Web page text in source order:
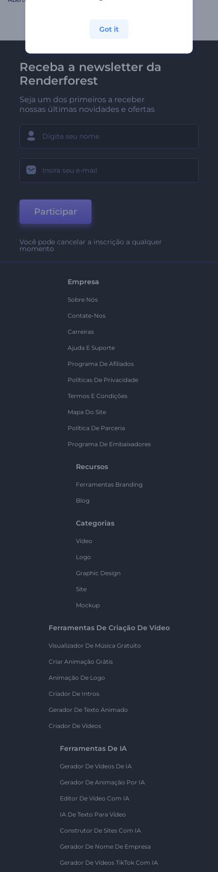
Receba a newsletter da
Renderforest
Seja um dos primeiros a receber
nossas últimas novidades e ofertas
Participar
Você pode cancelar a inscrição a qualquer
momento
Empresa
Sobre Nós
Contate-Nos
Carreiras
Ajuda E Suporte
Programa De Afiliados
Políticas De Privacidade
Termos E Condições
Mapa Do Site
Política De Parceria
Programa De Embaixadores
Recursos
Ferramentas Branding
Blog
Categorias
Vídeo
Logo
Graphic Design
Site
Mockup
Ferramentas De Criação De Vídeo
Visualizador De Música Gratuito
Criar Animação Grátis
Animação De Logo
Criador De Intros
Gerador De Texto Animado
Criador De Vídeos
Ferramentas De IA
Gerador De Vídeos De IA
Gerador De Animação Por IA
Editor De Vídeo Com IA
IA De Texto Para Vídeo
Construtor De Sites Com IA
Gerador De Nome De Empresa
Gerador De Vídeos TikTok Com IA
Got it